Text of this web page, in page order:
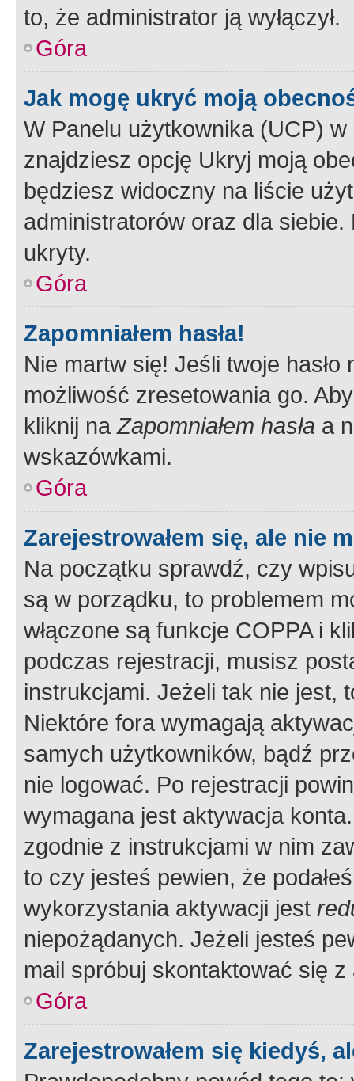
to, że administrator ją wyłączył.
Góra
Jak mogę ukryć moją
W Panelu użytkownika (UCP) w
znajdziesz opcję Ukryj moją
będziesz widoczny na liście
administratorów oraz dla
ukryty.
Góra
Zapomniałem hasła!
Nie martw się! Jeśli twoje
możliwość zresetowania go.
kliknij naZapomniałem hasła a
wskazówkami.
Góra
Zarejestrowałem się, ale nie
Na początku sprawdź, czy
są w porządku, to problemem
włączone są funkcje COPPA i
podczas rejestracji, musisz
instrukcjami. Jeżeli tak nie jest,
Niektóre fora wymagają
samych użytkowników, bądź
nie logować. Po rejestracji
wymagana jest aktywacja
zgodnie z instrukcjami w nim
to czy jesteś pewien, że
wykorzystania aktywacji jest
niepożądanych. Jeżeli jesteś
mail spróbuj skontaktować się
Góra
Zarejestrowałem się kiedyś,